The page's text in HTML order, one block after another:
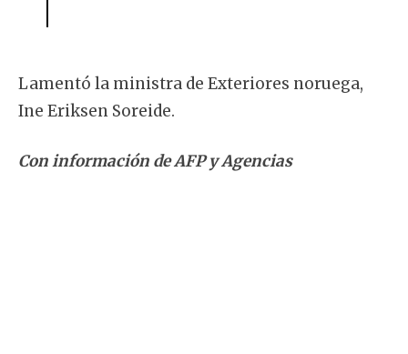
Lamentó la ministra de Exteriores noruega,
Ine Eriksen Soreide.
Con información de AFP y Agencias